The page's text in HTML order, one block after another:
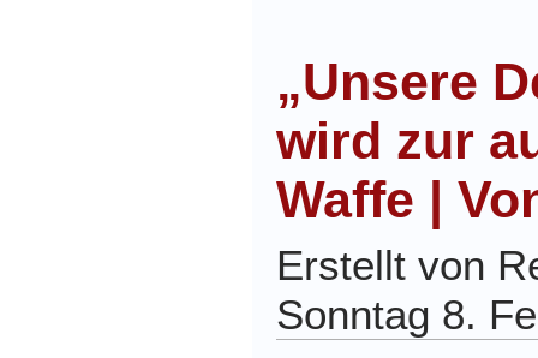
„Unsere
wird zur
Waffe |
Erstellt von
Sonntag 8.